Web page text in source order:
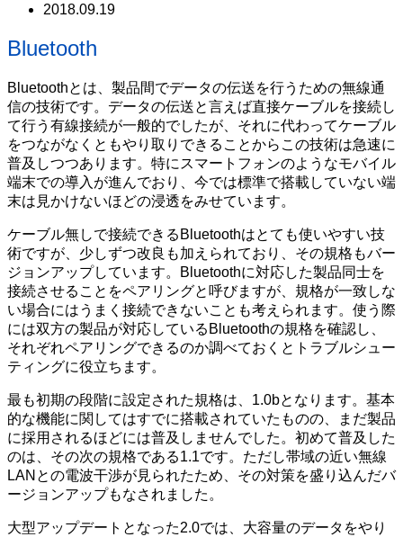
2018.09.19
Bluetooth
Bluetoothとは、製品間でデータの伝送を行うための無線通
信の技術です。データの伝送と言えば直接ケーブルを接続し
て行う有線接続が一般的でしたが、それに代わってケーブル
をつながなくともやり取りできることからこの技術は急速に
普及しつつあります。特にスマートフォンのようなモバイル
端末での導入が進んでおり、今では標準で搭載していない端
末は見かけないほどの浸透をみせています。
ケーブル無しで接続できるBluetoothはとても使いやすい技
術ですが、少しずつ改良も加えられており、その規格もバー
ジョンアップしています。Bluetoothに対応した製品同士を
接続させることをペアリングと呼びますが、規格が一致しな
い場合にはうまく接続できないことも考えられます。使う際
には双方の製品が対応しているBluetoothの規格を確認し、
それぞれペアリングできるのか調べておくとトラブルシュー
ティングに役立ちます。
最も初期の段階に設定された規格は、1.0bとなります。基本
的な機能に関してはすでに搭載されていたものの、まだ製品
に採用されるほどには普及しませんでした。初めて普及した
のは、その次の規格である1.1です。ただし帯域の近い無線
LANとの電波干渉が見られたため、その対策を盛り込んだバ
ージョンアップもなされました。
大型アップデートとなった2.0では、大容量のデータをやり